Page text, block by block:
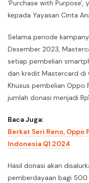
'Purchase with Purpose',
kepada Yayasan Cinta
Selama periode
Desember 2023,
setiap pembelian
dan kredit Mastercard di
Khusus pembelian Oppo
jumlah donasi menjadi
Baca Juga:
Berkat Seri Reno, Oppo
Indonesia Q1 2024
Hasil donasi akan
pemberdayaan bagi 500